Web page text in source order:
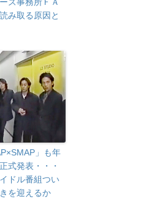
み取る原因と
」も年
式発表・・・
ドル番組つい
を迎えるか